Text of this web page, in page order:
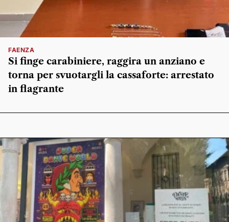
FAENZA
Si finge carabiniere, raggira un anziano e
torna per svuotargli la cassaforte: arrestato
in flagrante